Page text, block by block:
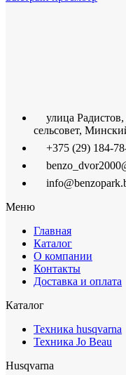
улица
сельсовет,
+375 (29) 184-
Меню
Главная
Каталог
О компании
Контакты
Доставка и оплата
Каталог
Техника husqvarna
Техника Jo Beau
Husqvarna